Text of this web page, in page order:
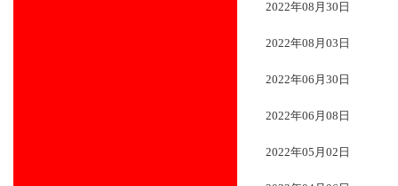
2022年08月30日
2022年08月03日
2022年06月30日
2022年06月08日
2022年05月02日